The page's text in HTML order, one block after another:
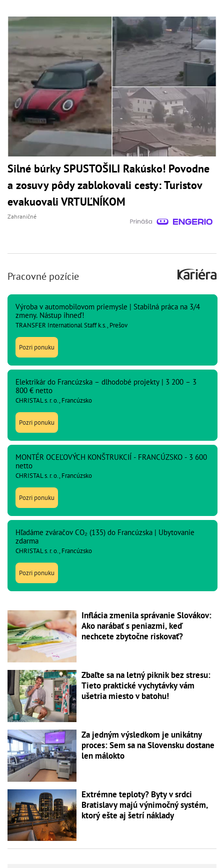
Silné búrky SPUSTOŠILI Rakúsko! Povodne
a zosuvy pôdy zablokovali cesty: Turistov
evakuovali VRTUĽNÍKOM
Zahraničné
Pracovné pozície
Výroba v automobilovom priemysle | Stabilná práca na 3/4
zmeny. Nástup ihneď!
TRANSFER International Staff k.s., Prešov
Pozri ponuku
Elektrikár do Francúzska – dlhodobé projekty | 3 200 – 3
800 € netto
CHRISTAL s. r. o., Francúzsko
Pozri ponuku
MONTÉR OCEĽOVÝCH KONŠTRUKCIÍ - FRANCÚZSKO - 3 600
netto
CHRISTAL s. r. o., Francúzsko
Pozri ponuku
Hľadáme zváračov CO₂ (135) do Francúzska | Ubytovanie
zdarma
CHRISTAL s. r. o., Francúzsko
Pozri ponuku
Inflácia zmenila správanie Slovákov:
Ako narábať s peniazmi, keď
nechcete zbytočne riskovať?
Zbaľte sa na letný piknik bez stresu:
Tieto praktické vychytávky vám
ušetria miesto v batohu!
Za jedným výsledkom je unikátny
proces: Sem sa na Slovensku dostane
len málokto
Extrémne teploty? Byty v srdci
Bratislavy majú výnimočný systém,
ktorý ešte aj šetrí náklady